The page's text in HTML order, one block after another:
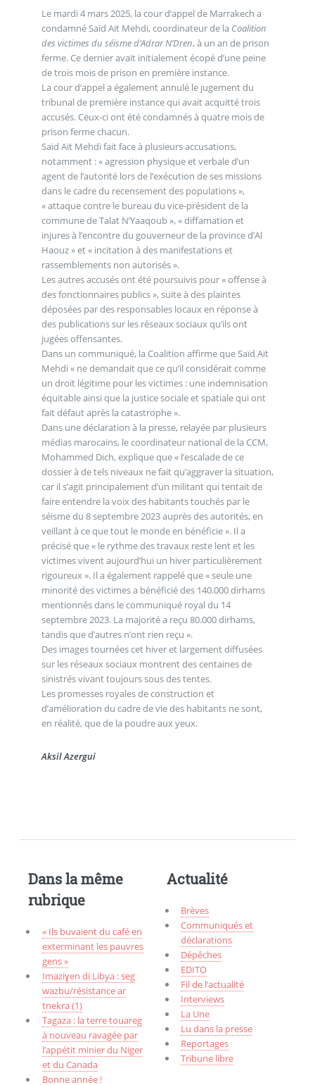
Le mardi 4 mars 2025, la cour d’appel de Marrakech a
condamné Saïd Ait Mehdi, coordinateur de la Coalition
des victimes du séisme d’Adrar N’Dren, à un an de prison
ferme. Ce dernier avait initialement écopé d’une peine
de trois mois de prison en première instance.
La cour d’appel a également annulé le jugement du
tribunal de première instance qui avait acquitté trois
accusés. Ceux-ci ont été condamnés à quatre mois de
prison ferme chacun.
Saïd Aït Mehdi fait face à plusieurs accusations,
notamment : « agression physique et verbale d’un
agent de l’autorité lors de l’exécution de ses missions
dans le cadre du recensement des populations »,
« attaque contre le bureau du vice-président de la
commune de Talat N’Yaaqoub », « diffamation et
injures à l’encontre du gouverneur de la province d’Al
Haouz » et « incitation à des manifestations et
rassemblements non autorisés ».
Les autres accusés ont été poursuivis pour « offense à
des fonctionnaires publics », suite à des plaintes
déposées par des responsables locaux en réponse à
des publications sur les réseaux sociaux qu’ils ont
jugées offensantes.
Dans un communiqué, la Coalition affirme que Saïd Aït
Mehdi « ne demandait que ce qu’il considérait comme
un droit légitime pour les victimes : une indemnisation
équitable ainsi que la justice sociale et spatiale qui ont
fait défaut après la catastrophe ».
Dans une déclaration à la presse, relayée par plusieurs
médias marocains, le coordinateur national de la CCM,
Mohammed Dich, explique que « l’escalade de ce
dossier à de tels niveaux ne fait qu’aggraver la situation,
car il s’agit principalement d’un militant qui tentait de
faire entendre la voix des habitants touchés par le
séisme du 8 septembre 2023 auprès des autorités, en
veillant à ce que tout le monde en bénéficie ». Il a
précisé que « le rythme des travaux reste lent et les
victimes vivent aujourd’hui un hiver particulièrement
rigoureux ». Il a également rappelé que « seule une
minorité des victimes a bénéficié des 140.000 dirhams
mentionnés dans le communiqué royal du 14
septembre 2023. La majorité a reçu 80.000 dirhams,
tandis que d’autres n’ont rien reçu ».
Des images tournées cet hiver et largement diffusées
sur les réseaux sociaux montrent des centaines de
sinistrés vivant toujours sous des tentes.
Les promesses royales de construction et
d’amélioration du cadre de vie des habitants ne sont,
en réalité, que de la poudre aux yeux.
Aksil Azergui
Dans la même
rubrique
« Ils buvaient du café en
exterminant les pauvres
gens »
Imaziɣen di Libya : seg
wazbu/résistance ar
tnekra (1)
Tagaza : la terre touareg
à nouveau ravagée par
l’appétit minier du Niger
et du Canada
Bonne année !
Actualité
Brèves
Communiqués et
déclarations
Dépêches
EDITO
Fil de l’actualité
Interviews
La Une
Lu dans la presse
Reportages
Tribune libre